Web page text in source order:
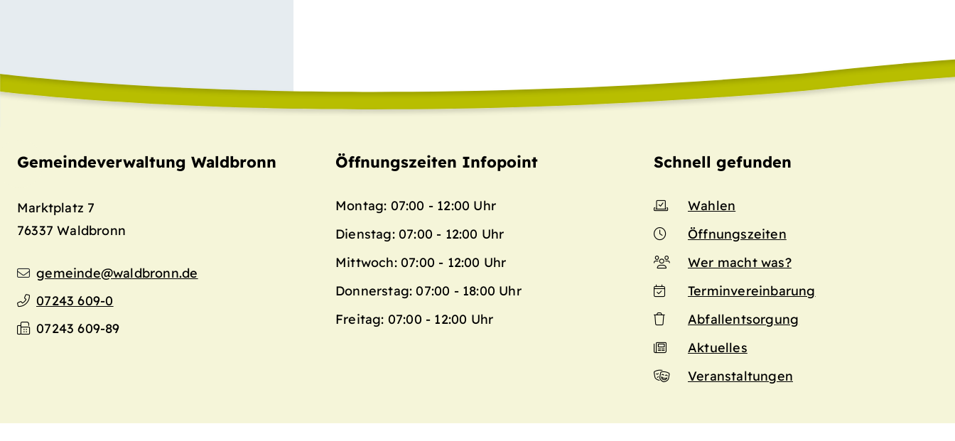
Gemeindeverwaltung Waldbronn
Marktplatz 7
76337 Waldbronn
gemeinde@waldbronn.de
07243 609-0
07243 609-89
Öffnungszeiten Infopoint
Montag: 07:00 - 12:00 Uhr
Dienstag: 07:00 - 12:00 Uhr
Mittwoch: 07:00 - 12:00 Uhr
Donnerstag: 07:00 - 18:00 Uhr
Freitag: 07:00 - 12:00 Uhr
Schnell gefunden
Wahlen
Öffnungszeiten
Wer macht was?
Terminvereinbarung
Abfallentsorgung
Aktuelles
Veranstaltungen